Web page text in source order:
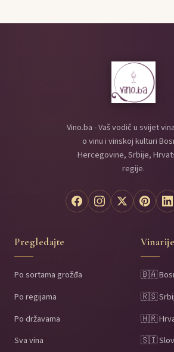
Vino.ba - Vaš vodič u svijet
o vinu i vinskoj kulturi
Hercegovine, Srbije,
regije.
Pregledajte
Po sortama grožđa
Po regijama
Po državama
Sva vina
Vinarije
🇧🇦
🇷🇸
🇭🇷
🇸🇮